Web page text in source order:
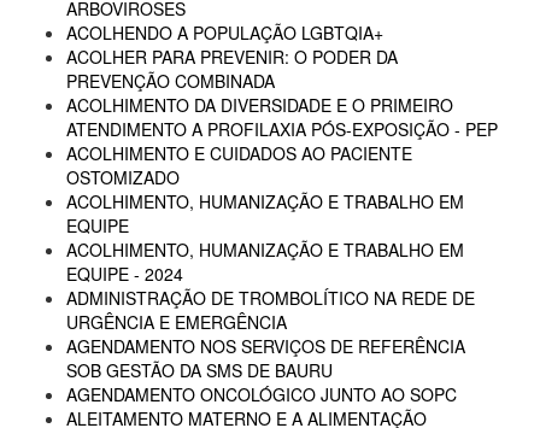
ARBOVIROSES
ACOLHENDO A POPULAÇÃO LGBTQIA+
ACOLHER PARA PREVENIR: O PODER DA
PREVENÇÃO COMBINADA
ACOLHIMENTO DA DIVERSIDADE E O PRIMEIRO
ATENDIMENTO A PROFILAXIA PÓS-EXPOSIÇÃO - PEP
ACOLHIMENTO E CUIDADOS AO PACIENTE
OSTOMIZADO
ACOLHIMENTO, HUMANIZAÇÃO E TRABALHO EM
EQUIPE
ACOLHIMENTO, HUMANIZAÇÃO E TRABALHO EM
EQUIPE - 2024
ADMINISTRAÇÃO DE TROMBOLÍTICO NA REDE DE
URGÊNCIA E EMERGÊNCIA
AGENDAMENTO NOS SERVIÇOS DE REFERÊNCIA
SOB GESTÃO DA SMS DE BAURU
AGENDAMENTO ONCOLÓGICO JUNTO AO SOPC
ALEITAMENTO MATERNO E A ALIMENTAÇÃO